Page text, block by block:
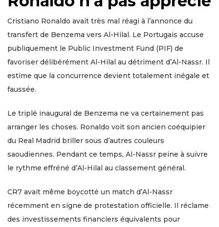
Cristiano Ronaldo avait très mal réagi à l’annonce du
transfert de Benzema vers Al-Hilal. Le Portugais accuse
publiquement le Public Investment Fund (PIF) de
favoriser délibérément Al-Hilal au détriment d’Al-Nassr. Il
estime que la concurrence devient totalement inégale et
faussée.
Le triplé inaugural de Benzema ne va certainement pas
arranger les choses. Ronaldo voit son ancien coéquipier
du Real Madrid briller sous d’autres couleurs
saoudiennes. Pendant ce temps, Al-Nassr peine à suivre
le rythme effréné d’Al-Hilal au classement général.
CR7 avait même boycotté un match d’Al-Nassr
récemment en signe de protestation officielle. Il réclame
des investissements financiers équivalents pour